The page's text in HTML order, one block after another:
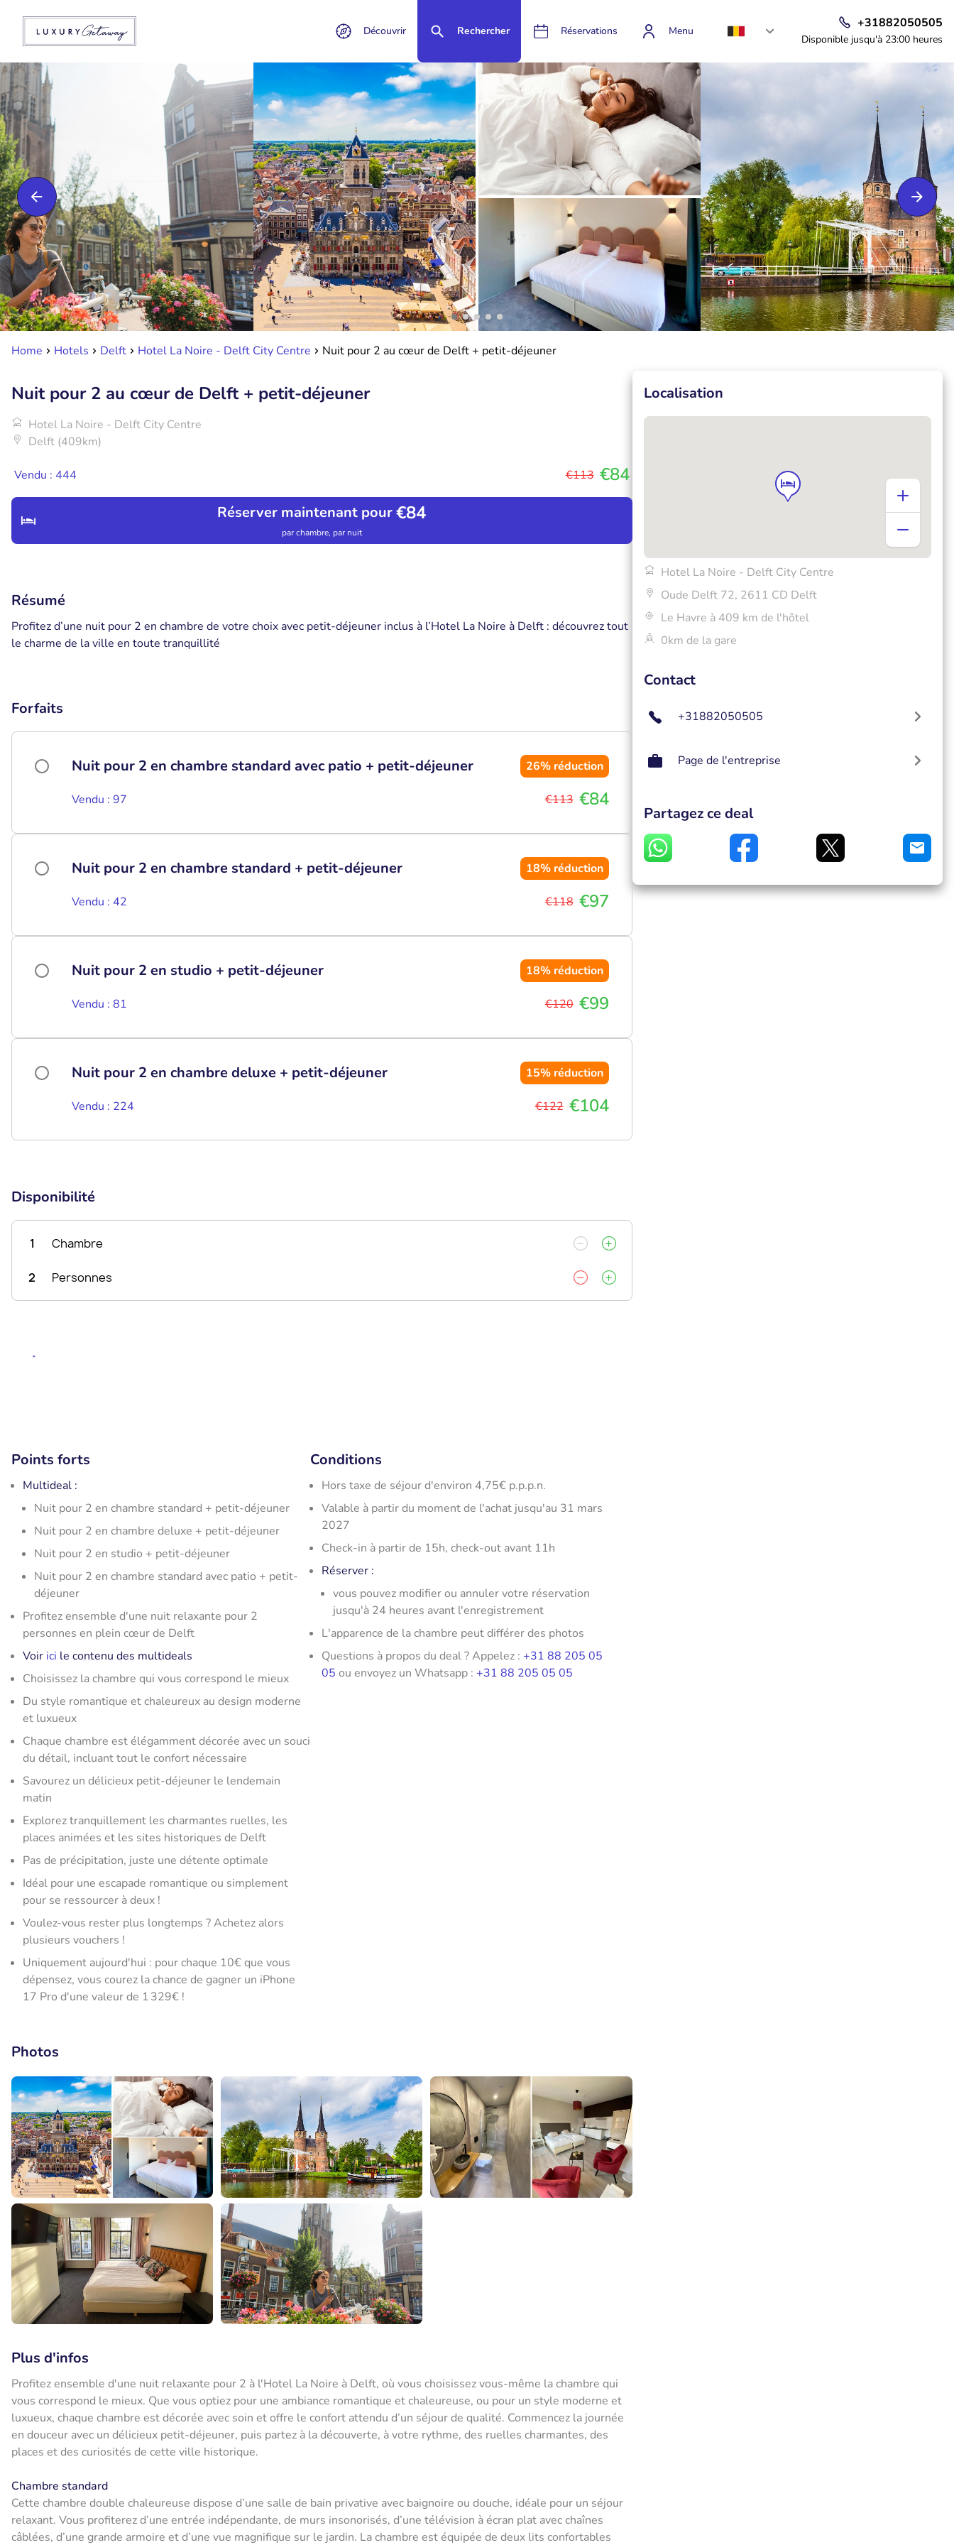
Découvrir Rechercher Réservations Menu
+31882050505
Disponible jusqu'à 23:00 heures
Home Hotels Delft Hotel La Noire - Delft City Centre Nuit pour 2 au cœur de Delft + petit-déjeuner
Nuit pour 2 au cœur de Delft + petit-déjeuner
Hotel La Noire - Delft City Centre
Delft (409km)
Vendu : 444 €113 €84
Réserver maintenant pour€84
par chambre, par nuit
Résumé
Profitez d’une nuit pour 2 en chambre de votre choix avec petit-déjeuner inclus à l’Hotel La Noire à Delft : découvrez tout
le charme de la ville en toute tranquillité
Forfaits
Nuit pour 2 en chambre standard avec patio + petit-déjeuner 26% réduction
Vendu : 97 €113 €84
Nuit pour 2 en chambre standard + petit-déjeuner 18% réduction
Vendu : 42 €118 €97
Nuit pour 2 en studio + petit-déjeuner 18% réduction
Vendu : 81 €120 €99
Nuit pour 2 en chambre deluxe + petit-déjeuner 15% réduction
Vendu : 224 €122 €104
Disponibilité
1 Chambre
2 Personnes
Points forts
Multideal :
Nuit pour 2 en chambre standard + petit-déjeuner
Nuit pour 2 en chambre deluxe + petit-déjeuner
Nuit pour 2 en studio + petit-déjeuner
Nuit pour 2 en chambre standard avec patio + petit-
déjeuner
Profitez ensemble d'une nuit relaxante pour 2
personnes en plein cœur de Delft
Voir ici le contenu des multideals
Choisissez la chambre qui vous correspond le mieux
Du style romantique et chaleureux au design moderne
et luxueux
Chaque chambre est élégamment décorée avec un souci
du détail, incluant tout le confort nécessaire
Savourez un délicieux petit-déjeuner le lendemain
matin
Explorez tranquillement les charmantes ruelles, les
places animées et les sites historiques de Delft
Pas de précipitation, juste une détente optimale
Idéal pour une escapade romantique ou simplement
pour se ressourcer à deux !
Voulez-vous rester plus longtemps ? Achetez alors
plusieurs vouchers !
Uniquement aujourd'hui : pour chaque 10€ que vous
dépensez, vous courez la chance de gagner un iPhone
17 Pro d'une valeur de 1 329€ !
Conditions
Hors taxe de séjour d'environ 4,75€ p.p.p.n.
Valable à partir du moment de l'achat jusqu'au 31 mars
2027
Check-in à partir de 15h, check-out avant 11h
Réserver :
vous pouvez modifier ou annuler votre réservation
jusqu'à 24 heures avant l'enregistrement
L'apparence de la chambre peut différer des photos
Questions à propos du deal ? Appelez : +31 88 205 05
05 ou envoyez un Whatsapp : +31 88 205 05 05
Photos
Plus d'infos
Profitez ensemble d'une nuit relaxante pour 2 à l'Hotel La Noire à Delft, où vous choisissez vous-même la chambre qui
vous correspond le mieux. Que vous optiez pour une ambiance romantique et chaleureuse, ou pour un style moderne et
luxueux, chaque chambre est décorée avec soin et offre le confort attendu d’un séjour de qualité. Commencez la journée
en douceur avec un délicieux petit-déjeuner, puis partez à la découverte, à votre rythme, des ruelles charmantes, des
places et des curiosités de cette ville historique.
Chambre standard
Cette chambre double chaleureuse dispose d’une salle de bain privative avec baignoire ou douche, idéale pour un séjour
relaxant. Vous profiterez d’une entrée indépendante, de murs insonorisés, d’une télévision à écran plat avec chaînes
câblées, d’une grande armoire et d’une vue magnifique sur le jardin. La chambre est équipée de deux lits confortables
Localisation
Hotel La Noire - Delft City Centre
Oude Delft 72, 2611 CD Delft
Le Havre à 409 km de l'hôtel
0km de la gare
Contact
+31882050505
Page de l'entreprise
Partagez ce deal